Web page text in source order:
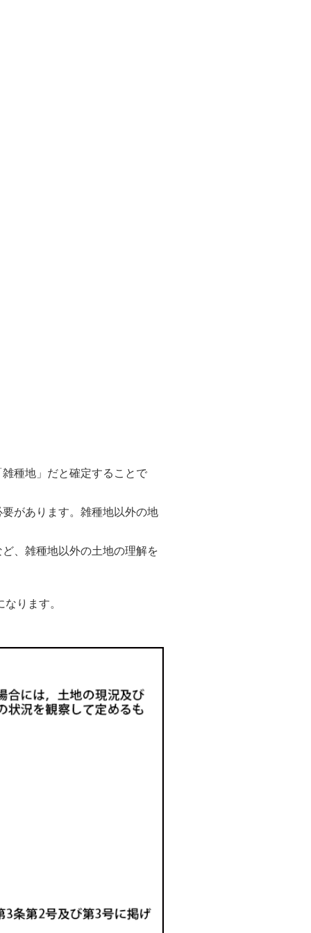
種地」だと確定することで
があります。雑種地以外の地
、雑種地以外の土地の理解を
ります。